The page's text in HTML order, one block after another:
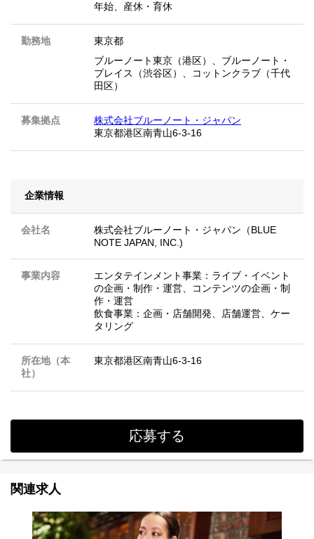
年始、産休・育休
勤務地
東京都
ブルーノート東京（港区）、ブルーノート・
プレイス（渋谷区）、コットンクラブ（千代
田区）
募集拠点
株式会社ブルーノート・ジャパン
東京都港区南青山6-3-16
企業情報
会社名
株式会社ブルーノート・ジャパン（BLUE
NOTE JAPAN, INC.)
事業内容
エンタテインメント事業：ライブ・イベント
の企画・制作・運営、コンテンツの企画・制
作・運営
飲食事業：企画・店舗開発、店舗運営、ケー
タリング
所在地（本
社）
東京都港区南青山6-3-16
応募する
関連求人